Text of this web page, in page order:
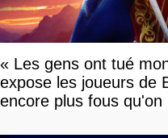
« Les gens ont tué
expose les joueurs de
encore plus fous qu'on